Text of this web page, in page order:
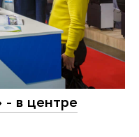
- в центре